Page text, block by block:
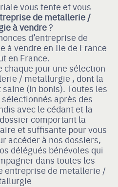
vous tente et vous
de metallerie /
à vendre?
d’entreprise de
à vendre en Ile de France
en France.
chaque jour une sélection
/ metallurgie , dont la
(in bonis). Toutes les
après des
avec le cédant et la
comportant la
et suffisante pour vous
accéder à nos dossiers,
délégués bénévoles qui
dans toutes les
entreprise de metallerie /